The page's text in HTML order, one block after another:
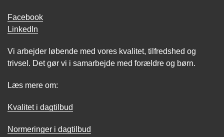
Facebook
LinkedIn
Vi arbejder løbende med vores kvalitet, tilfredshed og
trivsel. Det gør vi i samarbejde med forældre og børn.
Læs mere om:
Kvalitet i dagtilbud
Normeringer i dagtilbud